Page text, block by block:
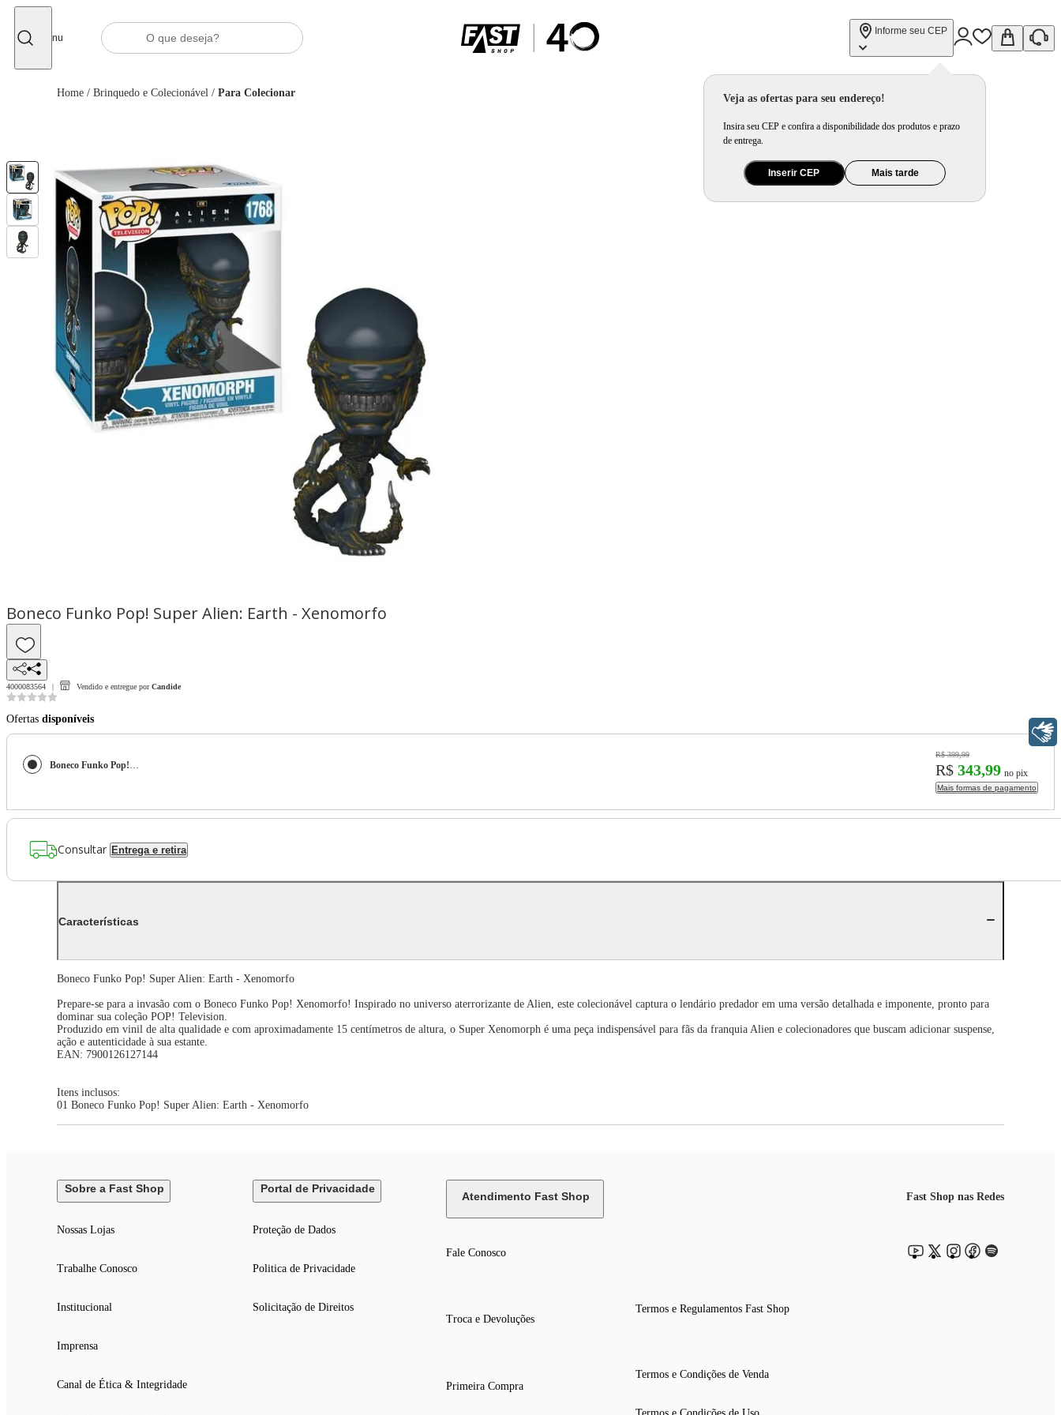
Menu
Informe seu CEP
Veja as ofertas para seu endereço!
Insira seu CEP e confira a disponibilidade dos produtos e prazo
de entrega.
Inserir CEP Mais tarde
Home / Brinquedo e Colecionável / Para Colecionar
Boneco Funko Pop! Super Alien: Earth - Xenomorfo
4000083564 Vendido e entregue por Candide
Ofertas disponíveis
Boneco Funko Pop! Super Alien: Earth - Xenomorfo
R$ 399,99
R$ 343,99 no pix
Mais formas de pagamento
Consultar Entrega e retira
Características
Boneco Funko Pop! Super Alien: Earth - Xenomorfo
Prepare-se para a invasão com o Boneco Funko Pop! Xenomorfo! Inspirado no universo aterrorizante de Alien, este colecionável captura o lendário predador em uma versão detalhada e imponente, pronto para
dominar sua coleção POP! Television.
Produzido em vinil de alta qualidade e com aproximadamente 15 centímetros de altura, o Super Xenomorph é uma peça indispensável para fãs da franquia Alien e colecionadores que buscam adicionar suspense,
ação e autenticidade à sua estante.
EAN: 7900126127144
Itens inclusos:
01 Boneco Funko Pop! Super Alien: Earth - Xenomorfo
Sobre a Fast Shop
Nossas Lojas
Trabalhe Conosco
Institucional
Imprensa
Canal de Ética & Integridade
Portal de Privacidade
Proteção de Dados
Politica de Privacidade
Solicitação de Direitos
Atendimento Fast Shop
Fale Conosco
Troca e Devoluções
Primeira Compra
Termos e Regulamentos Fast Shop
Termos e Condições de Venda
Fast Shop nas Redes
Libras